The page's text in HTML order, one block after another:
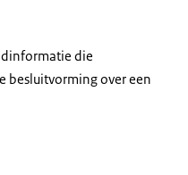
die
besluitvorming over een